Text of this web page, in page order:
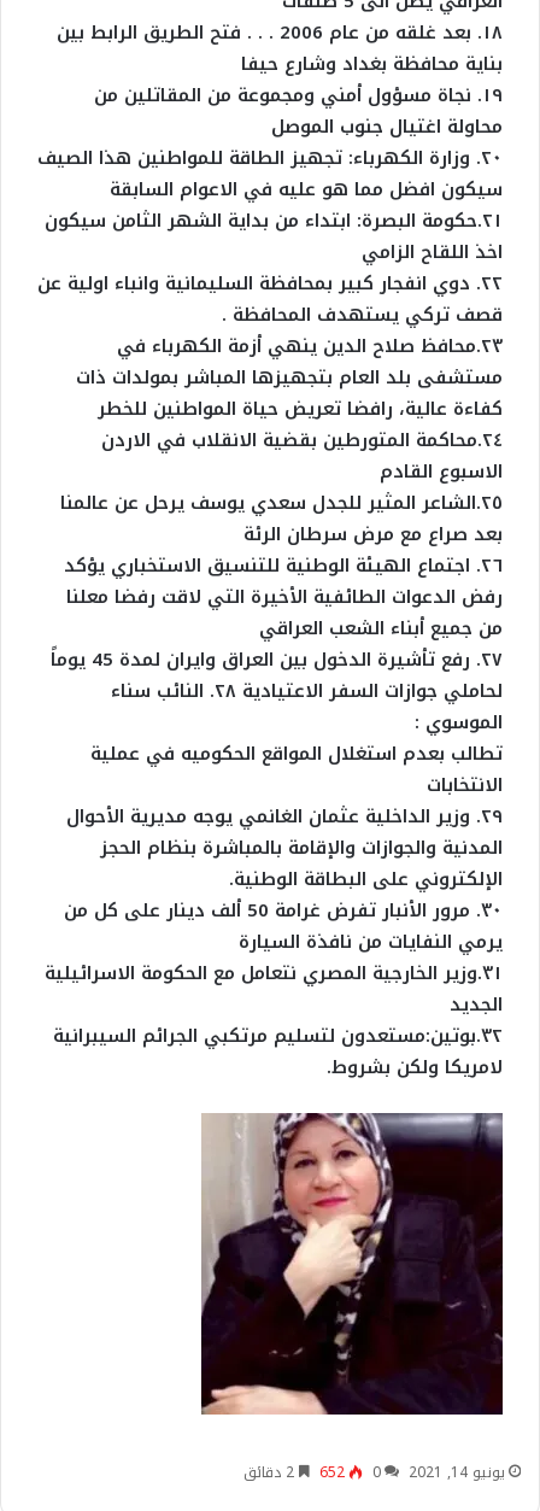
١٨. بعد غلقه من عام 2006 . . . فتح الطريق الرابط بين
بناية محافظة بغداد وشارع حيفا
١٩. نجاة مسؤول أمني ومجموعة من المقاتلين من
محاولة اغتيال جنوب الموصل
٢٠. وزارة الكهرباء: تجهيز الطاقة للمواطنين هذا الصيف
سيكون افضل مما هو عليه في الاعوام السابقة
٢١.حكومة البصرة: ابتداء من بداية الشهر الثامن سيكون
اخذ اللقاح الزامي
٢٢. دوي انفجار كبير بمحافظة السليمانية وانباء اولية عن
قصف تركي يستهدف المحافظة .
٢٣.محافظ صلاح الدين ينهي أزمة الكهرباء في
مستشفى بلد العام بتجهيزها المباشر بمولدات ذات
كفاءة عالية، رافضا تعريض حياة المواطنين للخطر
٢٤.محاكمة المتورطين بقضية الانقلاب في الاردن
الاسبوع القادم
٢٥.الشاعر المثير للجدل سعدي يوسف يرحل عن عالمنا
بعد صراع مع مرض سرطان الرئة
٢٦. اجتماع الهيئة الوطنية للتنسيق الاستخباري يؤكد
رفض الدعوات الطائفية الأخيرة التي لاقت رفضا معلنا
من جميع أبناء الشعب العراقي
٢٧. رفع تأشيرة الدخول بين العراق وايران لمدة 45 يوماً
لحاملي جوازات السفر الاعتيادية ٢٨. النائب سناء
الموسوي :
تطالب بعدم استغلال المواقع الحكوميه في عملية
الانتخابات
٢٩. وزير الداخلية عثمان الغانمي يوجه مديرية الأحوال
المدنية والجوازات والإقامة بالمباشرة بنظام الحجز
الإلكتروني على البطاقة الوطنية.
٣٠. مرور الأنبار تفرض غرامة 50 ألف دينار على كل من
يرمي النفايات من نافذة السيارة
٣١.وزير الخارجية المصري نتعامل مع الحكومة الاسرائيلية
الجديد
٣٢.بوتين:مستعدون لتسليم مرتكبي الجرائم السيبرانية
لامريكا ولكن بشروط.
يونيو 14, 2021 0
652